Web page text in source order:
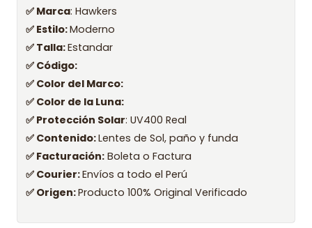
✅ Marca: Hawkers
✅ Estilo:Moderno
✅ Talla:Estandar
✅ Código:
✅ Color del Marco:
✅ Color de la Luna:
✅ Protección Solar: UV400 Real
✅ Contenido:Lentes de Sol, paño y funda
✅ Facturación: Boleta o Factura
✅ Courier:Envíos a todo el Perú
✅ Origen:Producto 100% Original Verificado